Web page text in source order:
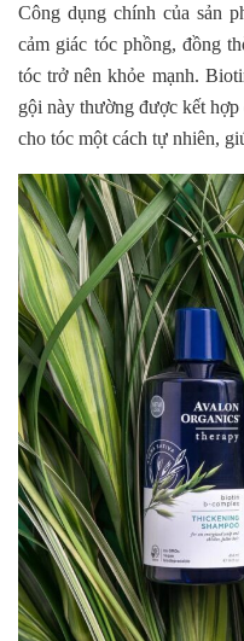
Công dụng chính của sản
cảm giác tóc phồng, đồng
tóc trở nên khỏe mạnh.
gội này thường được kết
cho tóc một cách tự nhiên,